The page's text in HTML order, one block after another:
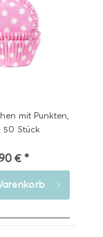
mit Punkten,
50 Stück
€ *